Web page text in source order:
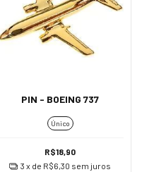
PIN - BOEING 737
Único
R$18,90
3 x de R$6,30 sem juros